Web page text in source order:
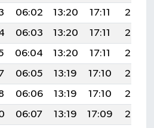
06:02 13:20 17:11
20:27
06:03 13:20 17:11
20:26
06:04 13:20 17:11
20:25
06:05 13:19 17:10
20:24
06:06 13:19 17:10
20:23
06:07 13:19 17:09
20:22